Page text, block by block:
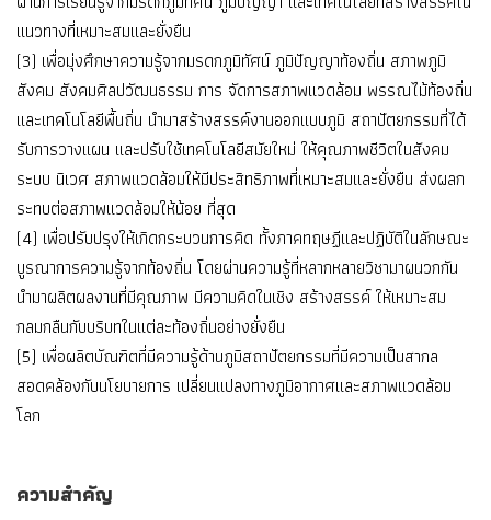
แนวทางที่เหมาะสมและยั่งยืน
(3) เพื่อมุ่งศึกษาความรู้จากมรดกภูมิทัศน์ ภูมิปัญญาท้องถิ่น สภาพภูมิ
สังคม สังคมศิลปวัฒนธรรม การ จัดการสภาพแวดล้อม พรรณไม้ท้องถิ่น
และเทคโนโลยีพื้นถิ่น นำมาสร้างสรรค์งานออกแบบภูมิ สถาปัตยกรรมที่ได้
รับการวางแผน และปรับใช้เทคโนโลยีสมัยใหม่ ให้คุณภาพชีวิตในสังคม
ระบบ นิเวศ สภาพแวดล้อมให้มีประสิทธิภาพที่เหมาะสมและยั่งยืน ส่งผลก
ระทบต่อสภาพแวดล้อมให้น้อย ที่สุด
(4) เพื่อปรับปรุงให้เกิดกระบวนการคิด ทั้งภาคทฤษฏีและปฏิบัติในลักษณะ
บูรณาการความรู้จากท้องถิ่น โดยผ่านความรู้ที่หลากหลายวิชามาผนวกกัน
นำมาผลิตผลงานที่มีคุณภาพ มีความคิดในเชิง สร้างสรรค์ ให้เหมาะสม
กลมกลืนกับบริบทในแต่ละท้องถิ่นอย่างยั่งยืน
(5) เพื่อผลิตบัณฑิตที่มีความรู้ด้านภูมิสถาปัตยกรรมที่มีความเป็นสากล
สอดคล้องกับนโยบายการ เปลี่ยนแปลงทางภูมิอากาศและสภาพแวดล้อม
โลก
ความสำคัญ